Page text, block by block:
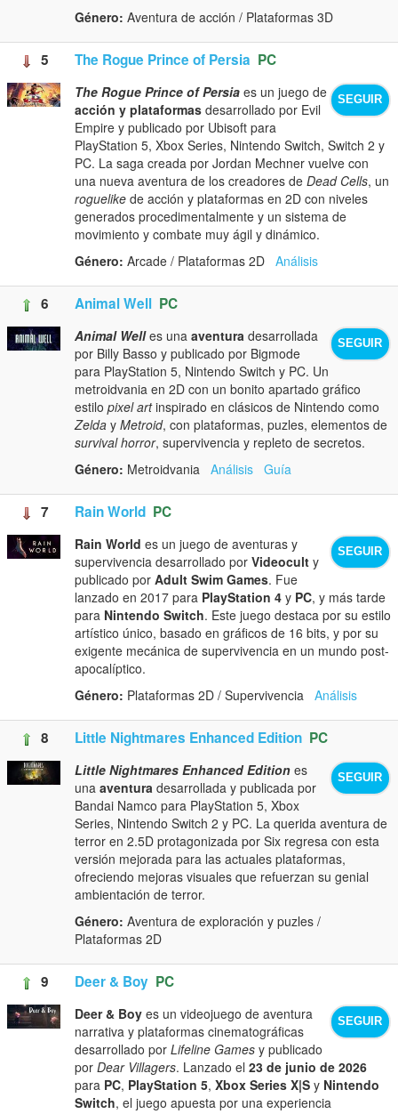
Género: Aventura de acción / Plataformas 3D
5 The Rogue Prince of Persia PC
SEGUIR
The Rogue Prince of Persia es un juego de
acción y plataformas desarrollado por Evil
Empire y publicado por Ubisoft para
PlayStation 5, Xbox Series, Nintendo Switch, Switch 2 y
PC. La saga creada por Jordan Mechner vuelve con
una nueva aventura de los creadores de Dead Cells, un
roguelike de acción y plataformas en 2D con niveles
generados procedimentalmente y un sistema de
movimiento y combate muy ágil y dinámico.
Género: Arcade / Plataformas 2D Análisis
6 Animal Well PC
SEGUIR
Animal Welles una aventura desarrollada
por Billy Basso y publicado por Bigmode
para PlayStation 5, Nintendo Switch y PC. Un
metroidvania en 2D con un bonito apartado gráfico
estilo pixel artinspirado en clásicos de Nintendo como
Zelda y Metroid, con plataformas, puzles, elementos de
survival horror, supervivencia y repleto de secretos.
Género: Metroidvania Análisis Guía
7 Rain World PC
SEGUIR
Rain World es un juego de aventuras y
supervivencia desarrollado por Videocult y
publicado por Adult Swim Games. Fue
lanzado en 2017 para PlayStation 4 y PC, y más tarde
para Nintendo Switch. Este juego destaca por su estilo
artístico único, basado en gráficos de 16 bits, y por su
exigente mecánica de supervivencia en un mundo post-
apocalíptico.
Género: Plataformas 2D / Supervivencia Análisis
8 Little Nightmares Enhanced Edition PC
SEGUIR
Little Nightmares Enhanced Edition es
una aventura desarrollada y publicada por
Bandai Namco para PlayStation 5, Xbox
Series, Nintendo Switch 2 y PC. La querida aventura de
terror en 2.5D protagonizada por Six regresa con esta
versión mejorada para las actuales plataformas,
ofreciendo mejoras visuales que refuerzan su genial
ambientación de terror.
Género: Aventura de exploración y puzles /
Plataformas 2D
9 Deer & Boy PC
SEGUIR
Deer & Boy es un videojuego de aventura
narrativa y plataformas cinematográficas
desarrollado por Lifeline Games y publicado
por Dear Villagers. Lanzado el 23 de junio de 2026
para PC, PlayStation 5, Xbox Series X|S y Nintendo
Switch, el juego apuesta por una experiencia